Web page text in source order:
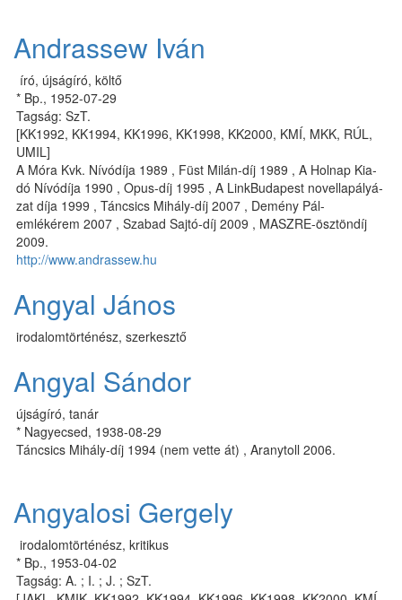
Andrassew Iván
író, újságíró, költő
* Bp., 1952-07-29
Tagság: SzT.
[KK1992, KK1994, KK1996, KK1998, KK2000, KMÍ, MKK, RÚL,
UMIL]
A Mó­ra Kvk. Ní­vó­dí­ja 1989 , Füst Mi­lán-díj 1989 , A Hol­nap Ki­a­
dó Ní­vó­dí­ja 1990 , Opus-díj 1995 , A LinkBudapest no­vel­la­pá­lyá­
zat dí­ja 1999 , Táncsics Mihály-díj 2007 , Demény Pál-
emlékérem 2007 , Szabad Sajtó-díj 2009 , MASZRE-ösztöndíj
2009.
http://www.andrassew.hu
Angyal János
irodalomtörténész, szerkesztő
Angyal Sándor
újságíró, tanár
* Nagyecsed, 1938-08-29
Táncsics Mihály-díj 1994 (nem vette át) , Aranytoll 2006.
Angyalosi Gergely
irodalomtörténész, kritikus
* Bp., 1953-04-02
Tagság: A. ; I. ; J. ; SzT.